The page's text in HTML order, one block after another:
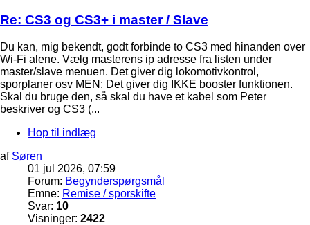
Re: CS3 og CS3+ i master / Slave
Du kan, mig bekendt, godt forbinde to CS3 med hinanden over
Wi-Fi alene. Vælg masterens ip adresse fra listen under
master/slave menuen. Det giver dig lokomotivkontrol,
sporplaner osv MEN: Det giver dig IKKE booster funktionen.
Skal du bruge den, så skal du have et kabel som Peter
beskriver og CS3 (...
Hop til indlæg
af Søren
01 jul 2026, 07:59
Forum: Begynderspørgsmål
Emne: Remise / sporskifte
Svar: 10
Visninger: 2422